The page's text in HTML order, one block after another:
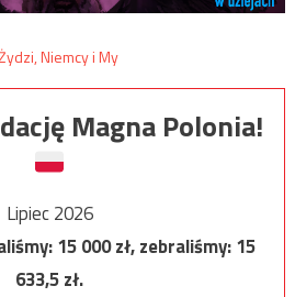
Magna Polonia!
Lipiec 2026
15 000zł, zebraliśmy:15
633,5zł.